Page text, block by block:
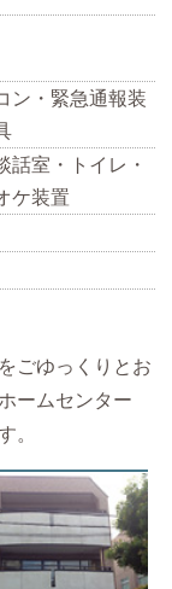
ン・緊急通報装
話室・トイレ・
ケ装置
ごゆっくりとお
ームセンター
。